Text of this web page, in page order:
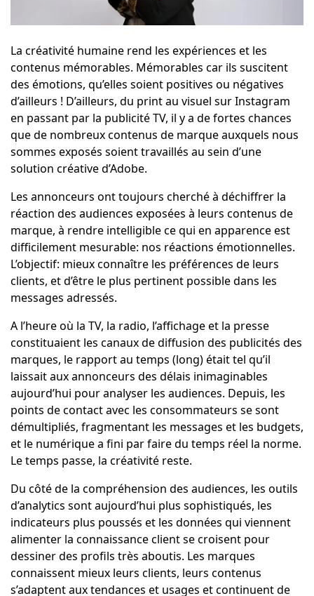
La créativité humaine rend les expériences et les
contenus mémorables. Mémorables car ils suscitent
des émotions, qu’elles soient positives ou négatives
d’ailleurs ! D’ailleurs, du print au visuel sur Instagram
en passant par la publicité TV, il y a de fortes chances
que de nombreux contenus de marque auxquels nous
sommes exposés soient travaillés au sein d’une
solution créative d’Adobe.
Les annonceurs ont toujours cherché à déchiffrer la
réaction des audiences exposées à leurs contenus de
marque, à rendre intelligible ce qui en apparence est
difficilement mesurable: nos réactions émotionnelles.
L’objectif: mieux connaître les préférences de leurs
clients, et d’être le plus pertinent possible dans les
messages adressés.
A l’heure où la TV, la radio, l’affichage et la presse
constituaient les canaux de diffusion des publicités des
marques, le rapport au temps (long) était tel qu’il
laissait aux annonceurs des délais inimaginables
aujourd’hui pour analyser les audiences. Depuis, les
points de contact avec les consommateurs se sont
démultipliés, fragmentant les messages et les budgets,
et le numérique a fini par faire du temps réel la norme.
Le temps passe, la créativité reste.
Du côté de la compréhension des audiences, les outils
d’analytics sont aujourd’hui plus sophistiqués, les
indicateurs plus poussés et les données qui viennent
alimenter la connaissance client se croisent pour
dessiner des profils très aboutis. Les marques
connaissent mieux leurs clients, leurs contenus
s’adaptent aux tendances et usages et continuent de